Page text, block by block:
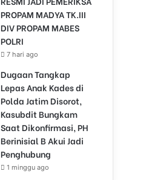
PROPAM MADYA TK.III
DIV PROPAM MABES
POLRI
7 hari ago
Dugaan Tangkap
Lepas Anak Kades di
Polda Jatim Disorot,
Kasubdit Bungkam
Saat Dikonfirmasi, PH
Berinisial B Akui Jadi
Penghubung
1 minggu ago